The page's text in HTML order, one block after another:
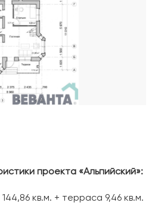
проекта «Альпийский»:
144,86 кв.м. + терраса 9,46 кв.м.